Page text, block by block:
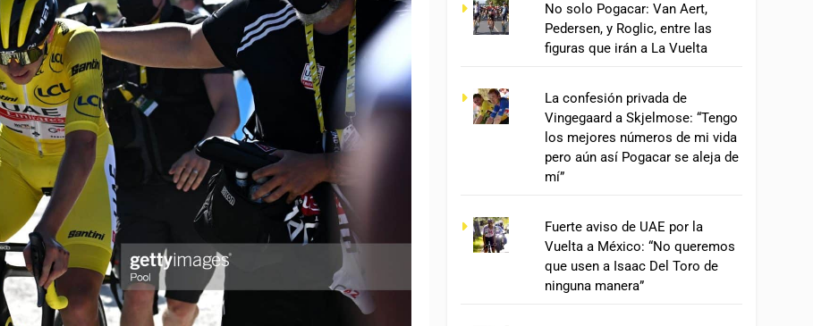
No solo Pogacar: Van Aert,
Pedersen, y Roglic, entre las
figuras que irán a La Vuelta
La confesión privada de
Vingegaard a Skjelmose: “Tengo
los mejores números de mi vida
pero aún así Pogacar se aleja de
mí”
Fuerte aviso de UAE por la
Vuelta a México: “No queremos
que usen a Isaac Del Toro de
ninguna manera”